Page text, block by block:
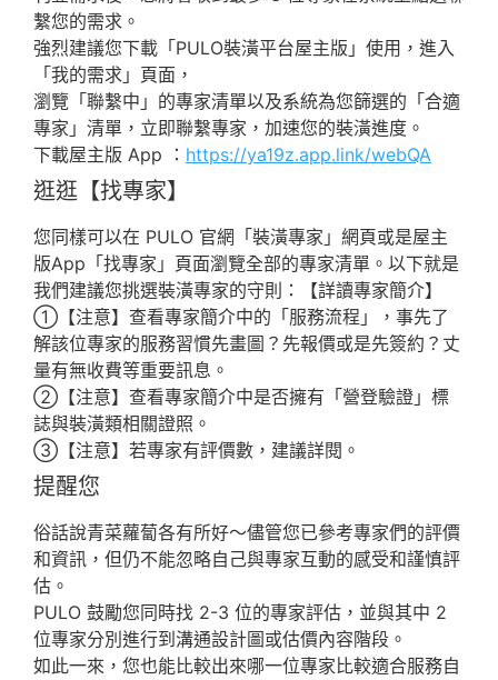
繫您的需求。
強烈建議您下載「PULO裝潢平台屋主版」使用，進入
「我的需求」頁面，
瀏覽「聯繫中」的專家清單以及系統為您篩選的「合適
專家」清單，立即聯繫專家，加速您的裝潢進度。
下載屋主版 App ： https://ya19z.app.link/webQA
逛逛【找專家】
您同樣可以在 PULO 官網「裝潢專家」網頁或是屋主
版App「找專家」頁面瀏覽全部的專家清單。以下就是
我們建議您挑選裝潢專家的守則：【詳讀專家簡介】
①【注意】查看專家簡介中的「服務流程」，事先了
解該位專家的服務習慣先畫圖？先報價或是先簽約？丈
量有無收費等重要訊息。
②【注意】查看專家簡介中是否擁有「營登驗證」標
誌與裝潢類相關證照。
③【注意】若專家有評價數，建議詳閱。
提醒您
俗話說青菜蘿蔔各有所好～儘管您已參考專家們的評價
和資訊，但仍不能忽略自己與專家互動的感受和謹慎評
估。
PULO 鼓勵您同時找 2-3 位的專家評估，並與其中 2
位專家分別進行到溝通設計圖或估價內容階段。
如此一來，您也能比較出來哪一位專家比較適合服務自